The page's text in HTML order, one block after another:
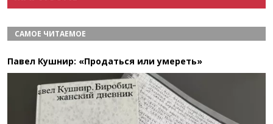
САМОЕ ЧИТАЕМОЕ
Павел Кушнир: «Продаться или умереть»